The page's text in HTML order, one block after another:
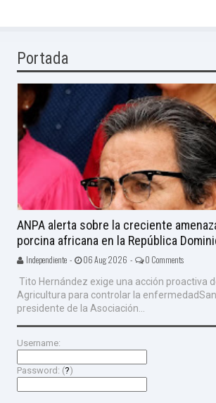
Portada
ANPA alerta sobre la creciente
porcina africana en la República
Independiente - 06 Aug 2026 - 0 Comments
Tito Hernández exige una acción proactiva
Agricultura para controlar la
presidente de la Asociación...
Username:
Password: (?)